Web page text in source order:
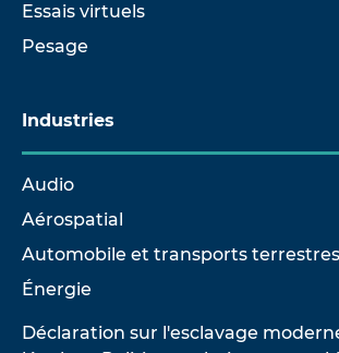
Essais virtuels
Pesage
Industries
Audio
Aérospatial
Automobile et transports terrestres
Énergie
Déclaration sur l'esclavage